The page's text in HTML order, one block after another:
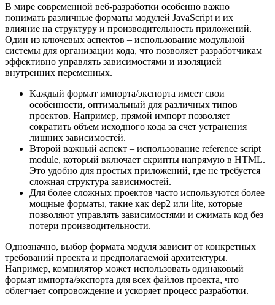
В мире современной веб-разработки особенно важно
понимать различные форматы модулей JavaScript и их
влияние на структуру и производительность приложений.
Один из ключевых аспектов – использование модульной
системы для организации кода, что позволяет разработчикам
эффективно управлять зависимостями и изоляцией
внутренних переменных.
Каждый формат импорта/экспорта имеет свои
особенности, оптимальный для различных типов
проектов. Например, прямой импорт позволяет
сократить объем исходного кода за счет устранения
лишних зависимостей.
Второй важный аспект – использование reference script
module, который включает скрипты напрямую в HTML.
Это удобно для простых приложений, где не требуется
сложная структура зависимостей.
Для более сложных проектов часто используются более
мощные форматы, такие как dep2 или lite, которые
позволяют управлять зависимостями и сжимать код без
потери производительности.
Однозначно, выбор формата модуля зависит от конкретных
требований проекта и предполагаемой архитектуры.
Например, компилятор может использовать одинаковый
формат импорта/экспорта для всех файлов проекта, что
облегчает сопровождение и ускоряет процесс разработки.